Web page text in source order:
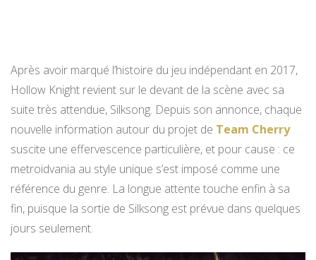
Après avoir marqué l’histoire du jeu indépendant en 2017,
Hollow Knight revient sur le devant de la scène avec sa
suite très attendue, Silksong. Depuis son annonce, chaque
nouvelle information autour du projet de Team Cherry
suscite une effervescence particulière, et pour cause : ce
metroidvania au style unique s’est imposé comme une
référence du genre. La longue attente touche enfin à sa
fin, puisque la sortie de Silksong est prévue dans quelques
jours seulement.